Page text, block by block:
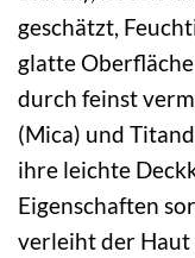
geschätzt,
glatte
durch feinst
(Mica) und
ihre leichte
Eigenschaften
verleiht der Haut